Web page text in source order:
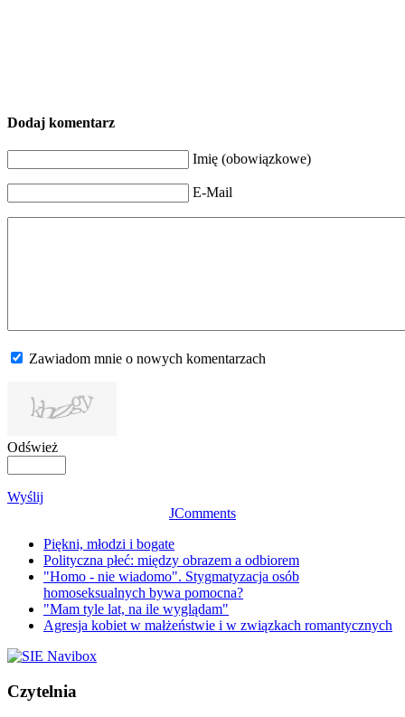
Dodaj komentarz
Imię (obowiązkowe)
E-Mail
Zawiadom mnie o nowych komentarzach
Odśwież
Wyślij
JComments
Piękni, młodzi i bogate
Polityczna płeć: między obrazem a odbiorem
"Homo - nie wiadomo". Stygmatyzacja osób
homoseksualnych bywa pomocna?
"Mam tyle lat, na ile wyglądam"
Agresja kobiet w małżeństwie i w związkach romantycznych
Czytelnia